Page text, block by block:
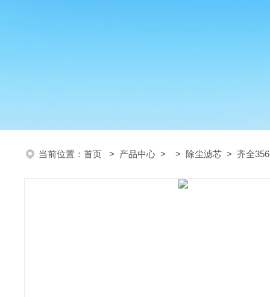
当前位置： 首页 > 产品中心 > > 除尘滤芯 > 齐全